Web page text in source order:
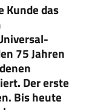
Kunde das
75 Jahren
Der erste
Bis heute